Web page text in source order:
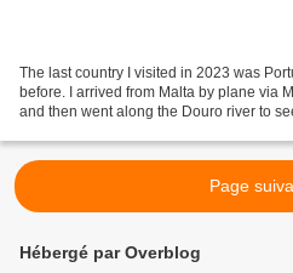
The last country I visited in 2023 was
before. I arrived from Malta by plane via
and then went along the Douro river to
Page
Hébergé par Overblog